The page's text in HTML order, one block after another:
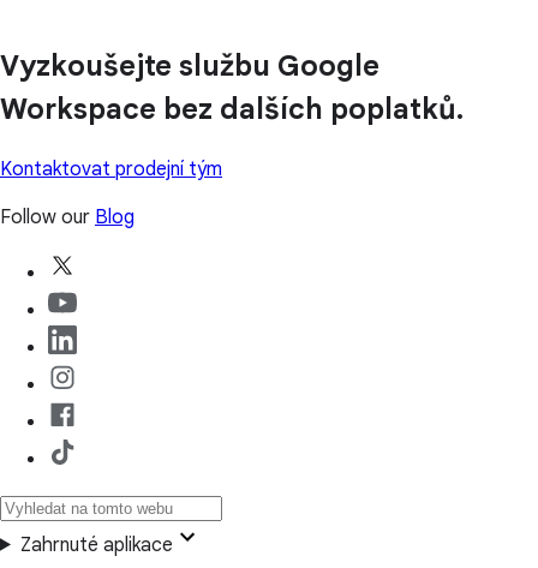
Vyzkoušejte službu Google
Workspace bez dalších poplatků.
Kontaktovat prodejní tým
Follow our Blog
Zahrnuté aplikace